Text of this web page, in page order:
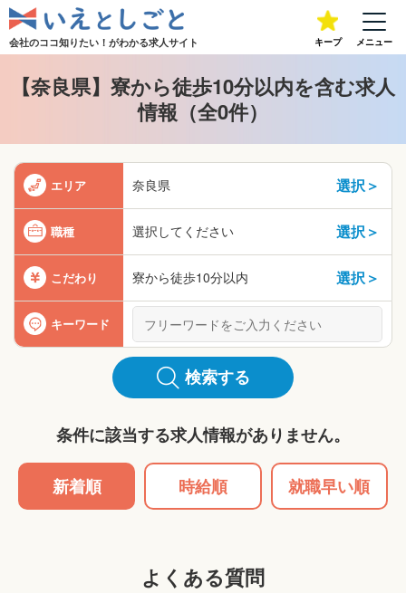
会社のココ知りたい！がわかる求人サイト キープ メニュー
【奈良県】寮から徒歩10分以内を含む求人
情報（全0件）
エリア 奈良県 選択＞
職種 選択してください 選択＞
こだわり 寮から徒歩10分以内 選択＞
キーワード
検索する
条件に該当する求人情報がありません。
新着順 時給順 就職早い順
よくある質問